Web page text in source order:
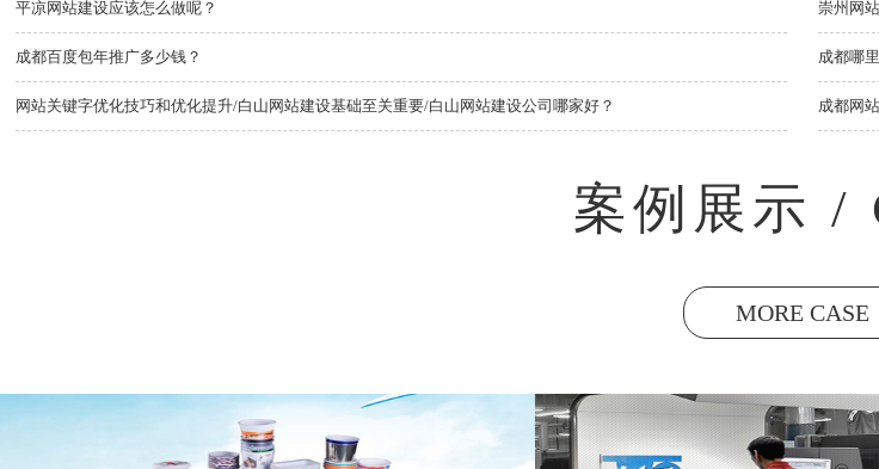
平凉网站建设应该怎么做呢？ 崇州网
成都百度包年推广多少钱？ 成都哪
网站关键字优化技巧和优化提升/白山网站建设基础至关重要/白山网站建设公司哪家好？ 成都网
案例展示 /
MORE CASE